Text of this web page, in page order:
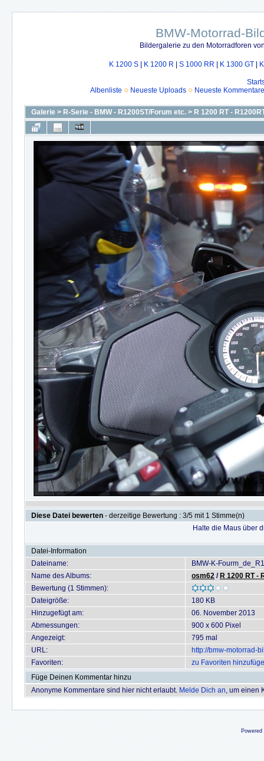
BMW-Motorrad-
Bildergalerie zu den Motorradforen
K 1200 S K 1200 R S 1000 RR K 1300 GT
Albenliste
Neueste Uploads Neueste Kommentare
Galerie > R-Serie - BMW - R1200ST/Forum etc. > R 1200 RT -
Diese Datei bewerten - derzeitige Bewertung : 3/5 mit 1 Stimme(n)
Halte die Maus über
Datei-Information
Dateiname:
BMW-K-
Name des Albums:
osm62 / R 1200 RT -
Bewertung (1 Stimmen):
Dateigröße:
180 KB
Hinzugefügt am:
06. November 2013
Abmessungen:
900 x 600 Pixel
Angezeigt:
795 mal
URL:
http://bmw-motorrad-
Favoriten:
zu Favoriten
Füge Deinen Kommentar hinzu
Anonyme Kommentare sind hier nicht erlaubt. Melde Dich an, um einen